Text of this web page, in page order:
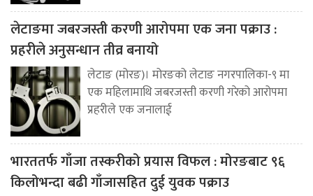
लेटाङमा जबरजस्ती करणी आरोपमा एक जना पक्राउ :
प्रहरीले अनुसन्धान तीव्र बनायो
लेटाङ (मोरङ)। मोरङको लेटाङ नगरपालिका-९ मा
एक महिलामाथि जबरजस्ती करणी गरेको आरोपमा
प्रहरीले एक जनालाई
भारततर्फ गाँजा तस्करीको प्रयास विफल : मोरङबाट ९६
किलोभन्दा बढी गाँजासहित दुई युवक पक्राउ